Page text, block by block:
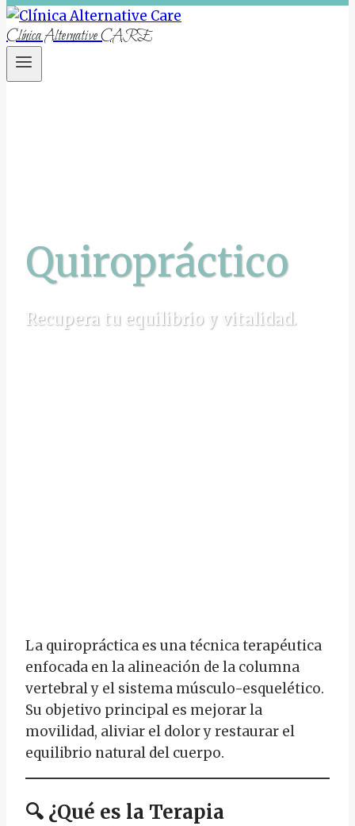
Clínica Alternative CARE
Quiropráctico
Recupera tu equilibrio y vitalidad.
La quiropráctica es una técnica terapéutica
enfocada en la alineación de la columna
vertebral y el sistema músculo-esquelético.
Su objetivo principal es mejorar la
movilidad, aliviar el dolor y restaurar el
equilibrio natural del cuerpo.
🔍 ¿Qué es la Terapia